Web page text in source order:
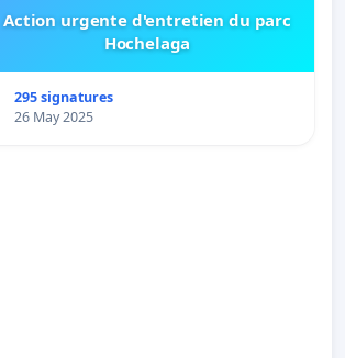
Action urgente d'entretien du parc
Hochelaga
295 signatures
26 May 2025